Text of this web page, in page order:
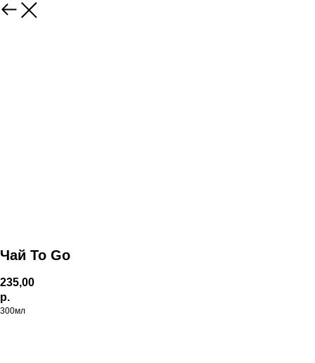
Чай To Go
235,00
р.
300мл